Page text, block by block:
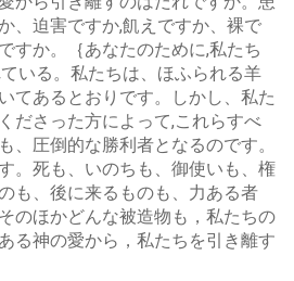
、迫害ですか,飢えですか、裸で
すか。｛あなたのために,私たち
いる。私たちは、ほふられる羊
てあるとおりです。しかし、私た
ださった方によって,これらすべ
、圧倒的な勝利者となるのです。
。死も、いのちも、御使いも、権
も、後に来るものも、力ある者
のほかどんな被造物も，私たちの
る神の愛から，私たちを引き離す